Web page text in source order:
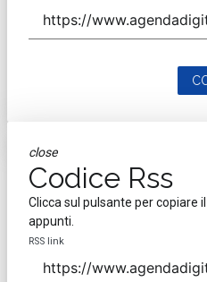
close
Codice Rss
Clicca sul pulsante per copiare
appunti.
RSS link